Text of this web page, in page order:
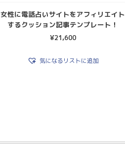
女性に電話占いサイトをアフィリエイト
するクッション記事テンプレート！
¥21,600
気になるリストに追加